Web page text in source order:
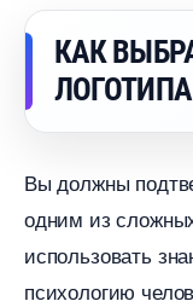
КАК
ЛОГОТИПА
ы должны
одним из
использовать
психологию